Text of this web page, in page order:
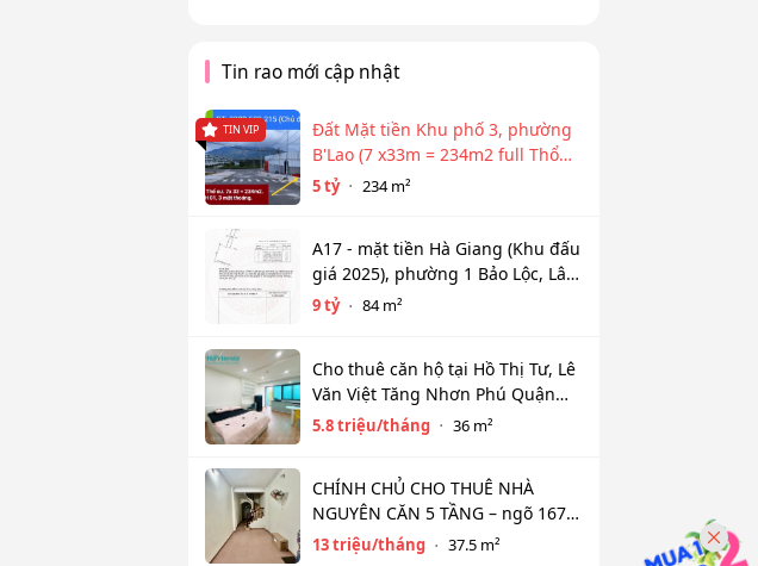
Tin rao mới cập nhật
TIN VIP
Đất Mặt tiền Khu phố 3, phường
B'Lao (7 x33m = 234m2 full Thổ
cư)
5 tỷ 234 m²
A17 - mặt tiền Hà Giang (Khu đấu
giá 2025), phường 1 Bảo Lộc, Lâm
Đồng
9 tỷ 84 m²
Cho thuê căn hộ tại Hồ Thị Tư, Lê
Văn Việt Tăng Nhơn Phú Quận
9(cũ) Thủ Đức giá 5,8tr diện tích
5.8 triệu/tháng 36 m²
CHÍNH CHỦ CHO THUÊ NHÀ
NGUYÊN CĂN 5 TẦNG – ngõ 167
Đồng Cổ, Tây Hồ
13 triệu/tháng 37.5 m²